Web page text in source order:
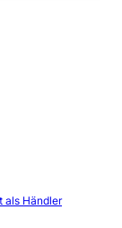
als Händler